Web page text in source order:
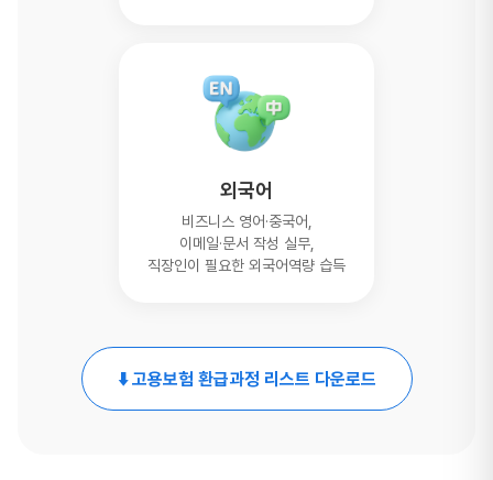
외국어
비즈니스 영어·중국어,
이메일·문서 작성 실무,
직장인이 필요한 외국어역량 습득
⬇️ 고용보험 환급과정 리스트 다운로드